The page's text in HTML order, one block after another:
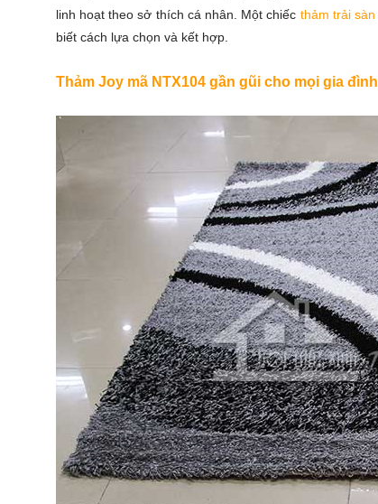
linh hoạt theo sở thích cá nhân. Một chiếc thảm trải sàn
biết cách lựa chọn và kết hợp.
Thảm Joy mã NTX104 gần gũi cho mọi gia đình